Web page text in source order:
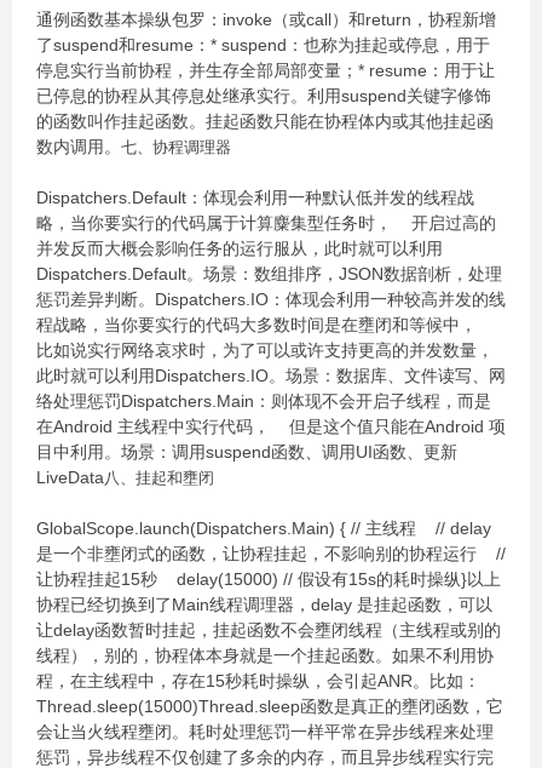
通例函数基本操纵包罗：invoke（或call）和return，协程新增
了suspend和resume：* suspend：也称为挂起或停息，用于
停息实行当前协程，并生存全部局部变量；* resume：用于让
已停息的协程从其停息处继承实行。利用suspend关键字修饰
的函数叫作挂起函数。挂起函数只能在协程体内或其他挂起函
数内调用。 七、协程调理器
Dispatchers.Default：体现会利用一种默认低并发的线程战
略，当你要实行的代码属于计算麋集型任务时， 开启过高的
并发反而大概会影响任务的运行服从，此时就可以利用
Dispatchers.Default。场景：数组排序，JSON数据剖析，处理
惩罚差异判断。Dispatchers.IO：体现会利用一种较高并发的线
程战略，当你要实行的代码大多数时间是在壅闭和等候中，
比如说实行网络哀求时，为了可以或许支持更高的并发数量，
此时就可以利用Dispatchers.IO。场景：数据库、文件读写、网
络处理惩罚Dispatchers.Main：则体现不会开启子线程，而是
在Android 主线程中实行代码， 但是这个值只能在Android 项
目中利用。场景：调用suspend函数、调用UI函数、更新
LiveData八、挂起和壅闭
GlobalScope.launch(Dispatchers.Main) { // 主线程 // delay
是一个非壅闭式的函数，让协程挂起，不影响别的协程运行 //
让协程挂起15秒 delay(15000) // 假设有15s的耗时操纵}以上
协程已经切换到了Main线程调理器，delay 是挂起函数，可以
让delay函数暂时挂起，挂起函数不会壅闭线程（主线程或别的
线程），别的，协程体本身就是一个挂起函数。如果不利用协
程，在主线程中，存在15秒耗时操纵，会引起ANR。比如：
Thread.sleep(15000)Thread.sleep函数是真正的壅闭函数，它
会让当火线程壅闭。耗时处理惩罚一样平常在异步线程来处理
惩罚，异步线程不仅创建了多余的内存，而且异步线程实行完